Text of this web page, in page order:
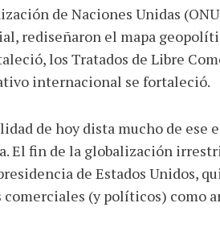
de Naciones Unidas
rediseñaron el mapa
los Tratados de Libre
internacional se fortaleció.
de hoy dista mucho de ese
El fin de la globalización
de Estados Unidos,
comerciales (y políticos) como